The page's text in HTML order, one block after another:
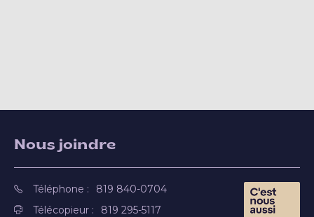
Nous joindre
Téléphone :
819 840-0704
Télécopieur :
819 295-5117